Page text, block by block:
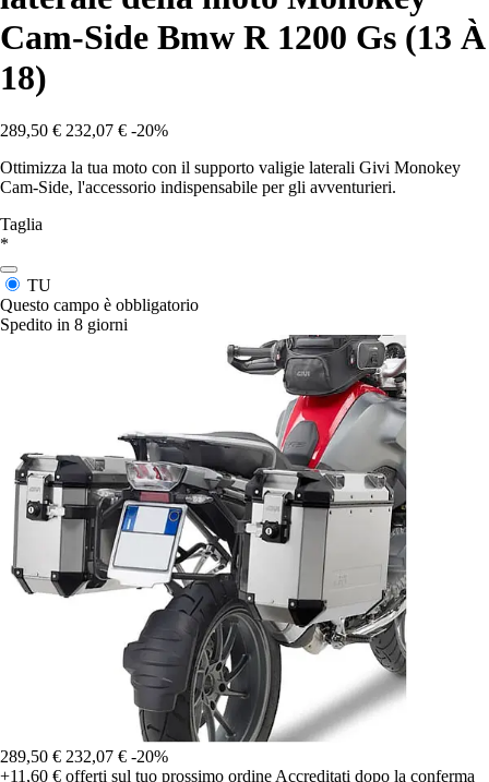
Cam-Side Bmw R 1200 Gs (13 À
18)
289,50 € 232,07 € -20%
Ottimizza la tua moto con il supporto valigie laterali Givi Monokey
Cam-Side, l'accessorio indispensabile per gli avventurieri.
Taglia
*
TU
Questo campo è obbligatorio
Spedito in 8 giorni
289,50 € 232,07 € -20%
+11,60 € offerti sul tuo prossimo ordine Accreditati dopo la conferma